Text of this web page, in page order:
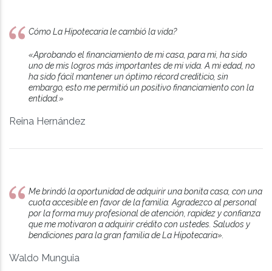
Cómo La Hipotecaria le cambió la vida?
«Aprobando el financiamiento de mi casa, para mi, ha sido
uno de mis logros más importantes de mi vida. A mi edad, no
ha sido fácil mantener un óptimo récord crediticio, sin
embargo, esto me permitió un positivo financiamiento con la
entidad.»
Reina Hernández
Me brindó la oportunidad de adquirir una bonita casa, con una
cuota accesible en favor de la familia. Agradezco al personal
por la forma muy profesional de atención, rapidez y confianza
que me motivaron a adquirir crédito con ustedes. Saludos y
bendiciones para la gran familia de La Hipotecaria».
Waldo Munguia